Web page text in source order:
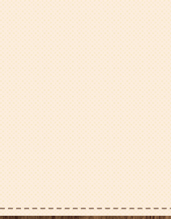
スタッフ日記
爺の日記